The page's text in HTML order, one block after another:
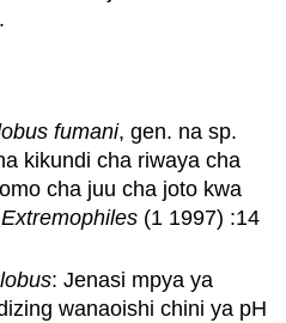
fumani, gen. na sp.
kikundi cha riwaya cha
cha juu cha joto kwa
Extremophiles (1 1997) :14
: Jenasi mpya ya
wanaoishi chini ya pH